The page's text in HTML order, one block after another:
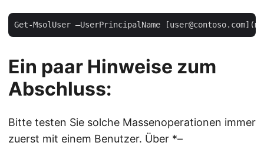
Ein paar Hinweise zum
Abschluss:
Bitte testen Sie solche Massenoperationen immer
zuerst mit einem Benutzer. Über *–